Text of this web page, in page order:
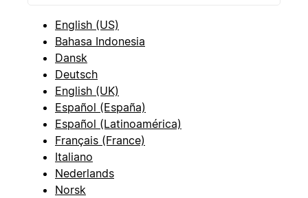
English (US)
Bahasa Indonesia
Dansk
Deutsch
English (UK)
Español (España)
Español (Latinoamérica)
Français (France)
Italiano
Nederlands
Norsk